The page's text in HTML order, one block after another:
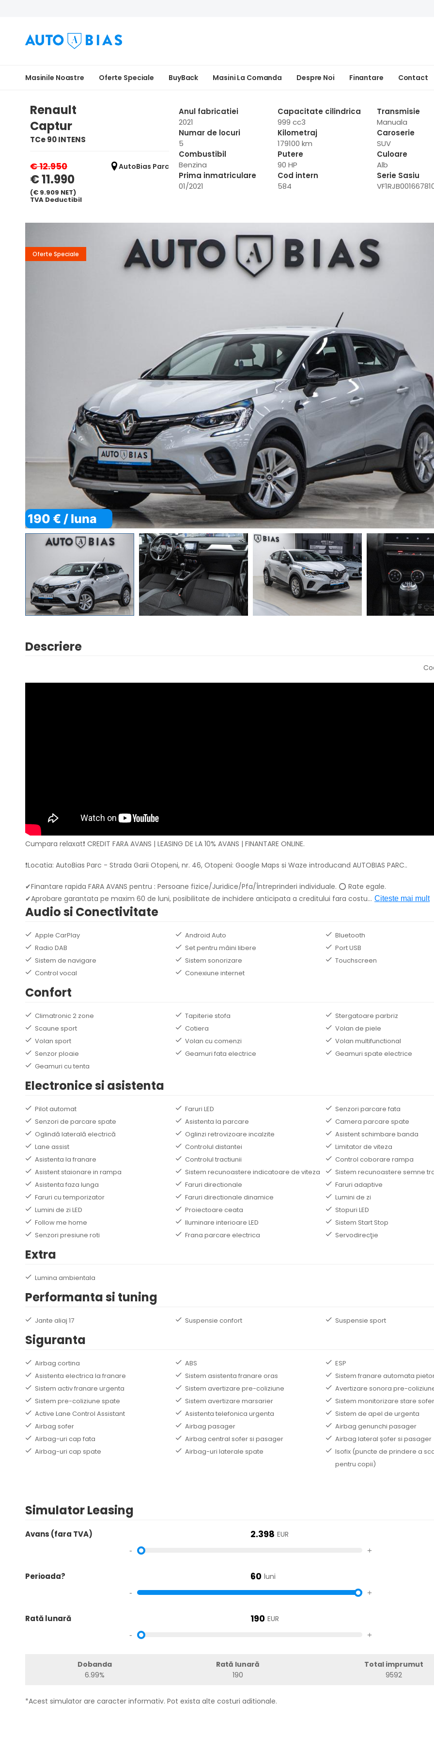
Masinile Noastre Oferte Speciale BuyBack Masini La Comanda Despre Noi Finantare Contact
Renault
Captur
TCe 90 INTENS
€ 12.950 AutoBias Parc
€ 11.990
(€ 9.909 NET)
TVA Deductibil
Anul fabricatiei
2021
Capacitate cilindrica
999 cc3
Transmisie
Manuala
Numar de locuri
5
Kilometraj
179100 km
Caroserie
SUV
Combustibil
Benzina
Putere
90 HP
Culoare
Alb
Prima inmatriculare
01/2021
Cod intern
584
Serie Sasiu
190 € / luna
Oferte Speciale
Descriere
Cumpara relaxat❗ CREDIT FARA AVANS | LEASING DE LA 10% AVANS | FINANTARE ONLINE.
❗Locatia: AutoBias Parc - Strada Garii Otopeni, nr. 46, Otopeni: Google Maps si Waze introducand AUTOBIAS PARC..
✔Finantare rapida FARA AVANS pentru : Persoane fizice/Juridice/Pfa/Întreprinderi individuale. ⭕ Rate egale.
✔Aprobare garantata pe maxim 60 de luni, posibilitate de inchidere anticipata a creditului fara costu... Citeste mai mult
Audio si Conectivitate
Apple CarPlay Android Auto
Bluetooth
Radio DAB
Set pentru mâini libere
Port USB
Sistem de navigare
Sistem sonorizare
Touchscreen
Control vocal
Conexiune internet
Confort
Climatronic 2 zone Tapiterie stofa
Stergatoare parbriz
Scaune sport
Cotiera
Volan de piele
Volan sport
Volan cu comenzi
Volan multifunctional
Senzor ploaie
Geamuri fata electrice
Geamuri spate electrice
Geamuri cu tenta
Electronice si asistenta
Pilot automat Faruri LED
Senzori parcare fata
Senzori de parcare spate
Asistenta la parcare
Camera parcare spate
Oglindă laterală electrică
Oglinzi retrovizoare incalzite
Asistent schimbare banda
Lane assist
Controlul distantei
Limitator de viteza
Asistenta la franare
Controlul tractiunii
Control coborare rampa
Asistent staionare in rampa
Sistem recunoastere indicatoare de viteza
Sistem recunoastere semne
Asistenta faza lunga
Faruri directionale
Faruri adaptive
Faruri cu temporizator
Faruri directionale dinamice
Lumini de zi
Lumini de zi LED
Proiectoare ceata
Stopuri LED
Follow me home
Iluminare interioare LED
Sistem Start Stop
Senzori presiune roti
Frana parcare electrica Servodirecţie
Extra
Lumina ambientala
Performanta si tuning
Jante aliaj 17 Suspensie confort Suspensie sport
Siguranta
Airbag cortina ABS
ESP
Asistenta electrica la franare
Sistem asistenta franare oras
Sistem franare automata
Sistem activ franare urgenta
Sistem avertizare pre-coliziune
Avertizare sonora pre-
Sistem pre-coliziune spate
Sistem avertizare marsarier
Sistem monitorizare stare sofer
Active Lane Control Assistant
Asistenta telefonica urgenta
Sistem de apel de urgenta
Airbag sofer
Airbag pasager
Airbag genunchi pasager
Airbag-uri cap fata
Airbag central sofer si pasager
Airbag lateral șofer si pasager
Airbag-uri cap spate
Airbag-uri laterale spate
Isofix (puncte de prindere a
pentru copii)
Simulator Leasing
Avans (fara TVA) 2.398 EUR
- +
Perioada? 60 luni
- +
Rată lunară 190 EUR
- +
Dobanda
6.99%
Rată lunară
190
Total imprumut
9592
*Acest simulator are caracter informativ. Pot exista alte costuri aditionale.